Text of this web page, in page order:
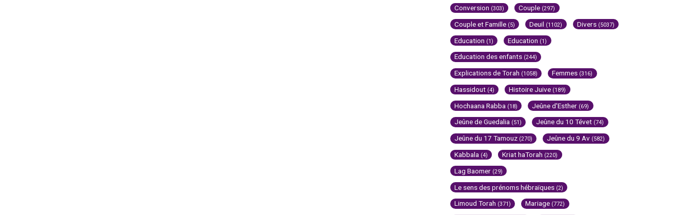
Conversion (303) Couple (297)
Couple et Famille (5) Deuil (1102) Divers (5037)
Education (1) Education (1)
Education des enfants (244)
Explications de Torah (1058) Femmes (316)
Hassidout (4) Histoire Juive (189)
Hochaana Rabba (18) Jeûne d'Esther (69)
Jeûne de Guedalia (51) Jeûne du 10 Tévet (74)
Jeûne du 17 Tamouz (270) Jeûne du 9 Av (582)
Kabbala (4) Kriat haTorah (220)
Lag Baomer (29)
Le sens des prénoms hébraïques (2)
Limoud Torah (371) Mariage (772)